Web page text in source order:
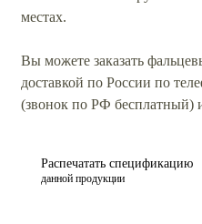
местах.
Вы можете заказать
доставкой по России по
(звонок по РФ бесплатный)
Распечатать спецификацию
данной продукции